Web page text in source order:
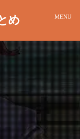
め